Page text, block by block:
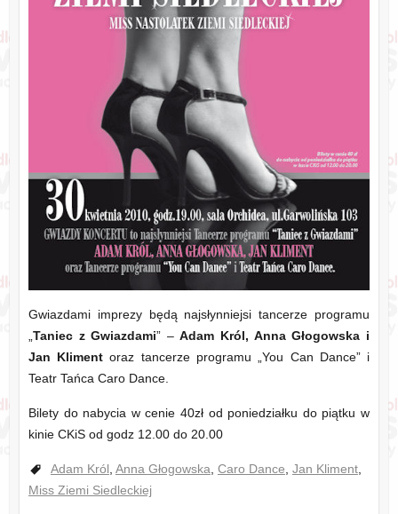
Gwiazdami imprezy będą najsłynniejsi tancerze programu
Taniec z Gwiazdami” – Adam Król, Anna Głogowska i
Jan Kliment oraz tancerze programu „You Can Dance” i
Teatr Tańca Caro Dance.
Bilety do nabycia w cenie 40zł od poniedziałku do piątku w
kinie CKiS od godz 12.00 do 20.00
Adam Król Anna Głogowska Caro Dance Jan Kliment,
Miss Ziemi Siedleckiej